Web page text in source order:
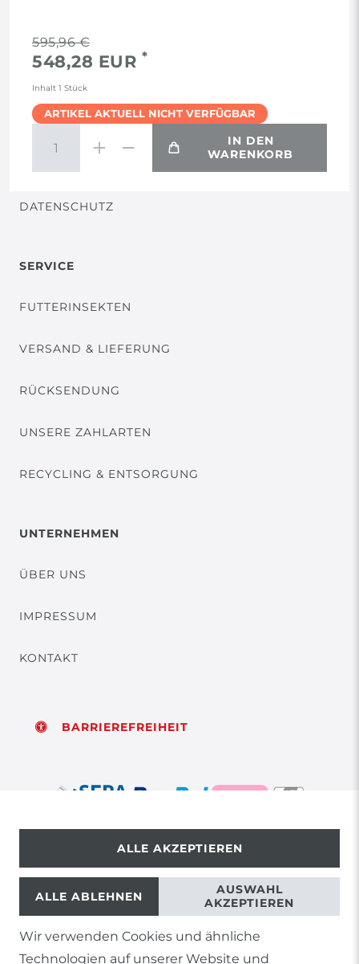
595,96 €
548,28 EUR *
Inhalt 1 Stück
ARTIKEL AKTUELL NICHT VERFÜGBAR
IN DEN
WARENKORB
RECHTLICHES
AGB
WIDERRUF
DATENSCHUTZ
SERVICE
FUTTERINSEKTEN
VERSAND & LIEFERUNG
RÜCKSENDUNG
UNSERE ZAHLARTEN
RECYCLING & ENTSORGUNG
UNTERNEHMEN
ÜBER UNS
IMPRESSUM
KONTAKT
BARRIEREFREIHEIT
© Copyright 2026 | Alle Rechte vorbehalten.
1) Gilt nicht für Sendungen mit Futterinsekten,
Lebendpflanzen, Frostfutter oder lebende Tiere, sowie
Wir verwenden Cookies und ähnliche
Technologien auf unserer Website und
ALLE AKZEPTIEREN
ALLE ABLEHNEN
AUSWAHL
AKZEPTIEREN